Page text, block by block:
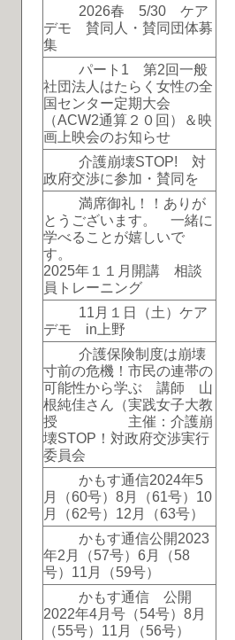
2026春 5/30 ケア
デモ 賛同人・賛同団体募
集
パート1 第2回一般
社団法人はたらく女性の全
国センター定期大会
（ACW2通算２０回）＆映
画上映会のお知らせ
介護崩壊STOP! 対
政府交渉に参加・賛同を
満席御礼！！ありが
とうございます。 一緒に
学べることが嬉しいで
す。
2025年１１月開講 相談
員トレーニング
11月１日（土）ケア
デモ in上野
介護保険制度は崩壊
寸前の危機！市民の連帯の
可能性から学ぶ 講師 山
根純佳さん（実践女子大教
授 主催：介護崩
壊STOP！対政府交渉実行
委員会
かもす通信2024年5
月（60号）8月（61号）10
月（62号）12月（63号）
かもす通信公開2023
年2月（57号）6月（58
号）11月（59号）
かもす通信 公開
2022年4月号（54号）8月
（55号）11月（56号）